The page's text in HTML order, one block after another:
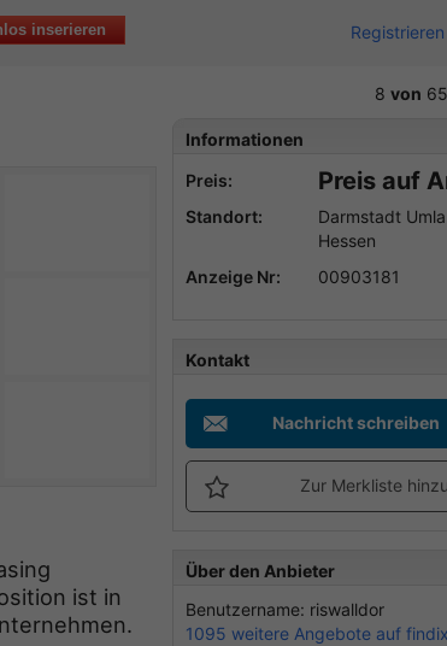
inserieren Registrieren
8 von
ist in
Informationen
Preis:
Preis auf
Standort:
Darmstadt
Hessen
Anzeige Nr:
00903181
Kontakt
Nachricht schreiben
Zur Merkliste
Über den Anbieter
Benutzername: riswalldor
1095 weitere Angebote auf